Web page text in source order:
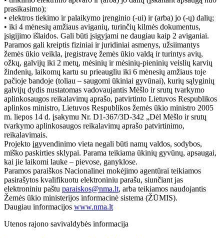
prasikasimo);
• elektros tiekimo ir palaikymo įrenginio (-ui) ir (arba) jo (-ų) dalių;
• iki 4 mėnesių amžiaus aviganių, turinčių kilmės dokumentus,
įsigijimo išlaidos. Gali būti įsigyjami ne daugiau kaip 2 aviganiai.
Paramos gali kreiptis fiziniai ir juridiniai asmenys, užsiimantys
žemės ūkio veikla, įregistravę žemės ūkio valdą ir turintys avių,
ožkų, galvijų iki 2 metų, mėsinių ir mėsinių-pieninių veislių karvių
žindenių, laikomų kartu su prieaugliu iki 6 mėnesių amžiaus toje
pačioje bandoje (toliau – saugomi ūkiniai gyvūnai), kurių sąlyginių
galvijų dydis nustatomas vadovaujantis Mėšlo ir srutų tvarkymo
aplinkosaugos reikalavimų aprašo, patvirtinto Lietuvos Respublikos
aplinkos ministro, Lietuvos Respublikos žemės ūkio ministro 2005
m. liepos 14 d. įsakymu Nr. D1-367/3D-342 „Dėl Mėšlo ir srutų
tvarkymo aplinkosaugos reikalavimų aprašo patvirtinimo,
reikalavimais.
Projekto įgyvendinimo vieta negali būti namų valdos, sodybos,
miško paskirties sklypai. Parama teikiama ūkinių gyvūnų, apsaugai,
kai jie laikomi lauke – pievose, ganyklose.
Paramos paraiškos Nacionalinei mokėjimo agentūrai teikiamos
pasirašytos kvalifikuotu elektroniniu parašu, siunčiant jas
elektroniniu paštu paraiskos@nma.lt, arba teikiamos naudojantis
Žemės ūkio ministerijos informacinė sistema (ŽŪMIS).
Daugiau informacijos www.nma.lt
Utenos rajono savivaldybės informacija